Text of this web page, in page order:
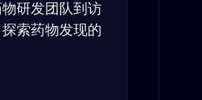
研发团队到访
索药物发现的